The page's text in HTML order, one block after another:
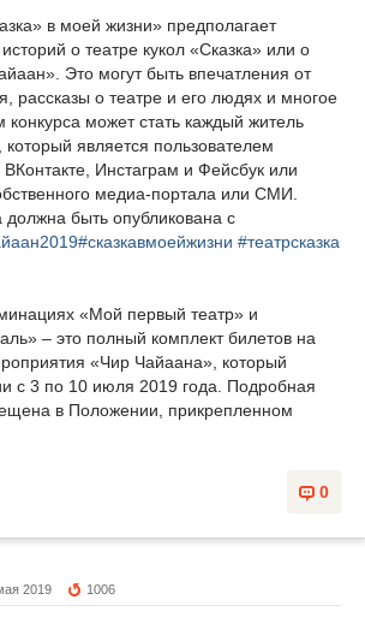
в моей жизни» предполагает
о театре кукол «Сказка» или о
Это могут быть впечатления от
рассказы о театре и его людях и многое
конкурса может стать каждый житель
является пользователем
Инстаграм и Фейсбук или
медиа-портала или СМИ.
должна быть опубликована с
#сказкавмоейжизни #театрсказка
«Мой первый театр» и
– это полный комплект билетов на
«Чир Чайаана», который
с 3 по 10 июля 2019 года. Подробная
в Положении, прикрепленном
0
2019 1006